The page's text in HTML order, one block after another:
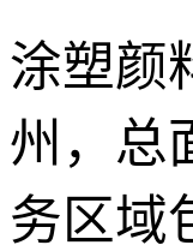
涂塑颜
州，总
务区域